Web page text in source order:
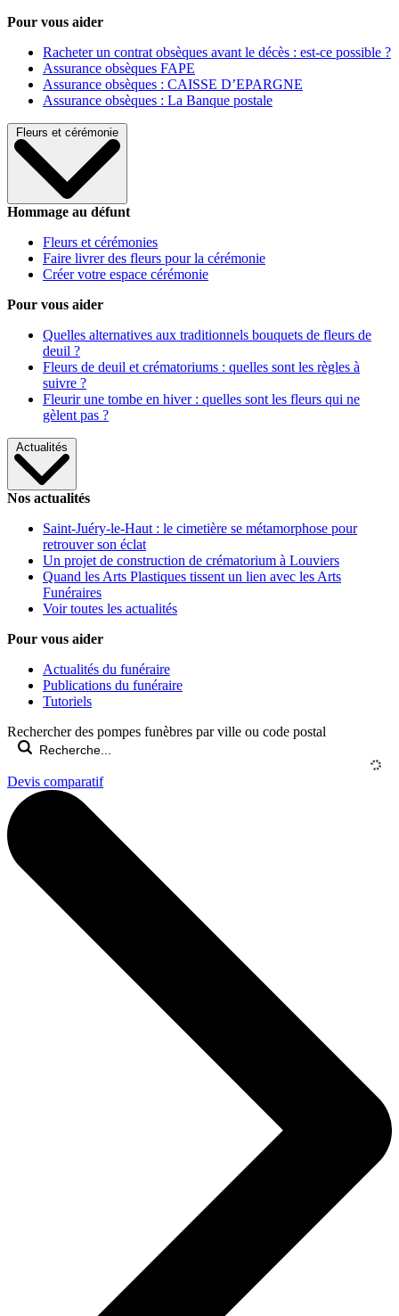
Pour vous aider
Racheter un contrat obsèques avant le décès : est-ce possible ?
Assurance obsèques FAPE
Assurance obsèques : CAISSE D’EPARGNE
Assurance obsèques : La Banque postale
Fleurs et cérémonie
Hommage au défunt
Fleurs et cérémonies
Faire livrer des fleurs pour la cérémonie
Créer votre espace cérémonie
Pour vous aider
Quelles alternatives aux traditionnels bouquets de fleurs de
deuil ?
Fleurs de deuil et crématoriums : quelles sont les règles à
suivre ?
Fleurir une tombe en hiver : quelles sont les fleurs qui ne
gèlent pas ?
Actualités
Nos actualités
Saint-Juéry-le-Haut : le cimetière se métamorphose pour
retrouver son éclat
Un projet de construction de crématorium à Louviers
Quand les Arts Plastiques tissent un lien avec les Arts
Funéraires
Voir toutes les actualités
Pour vous aider
Actualités du funéraire
Publications du funéraire
Tutoriels
Rechercher des pompes funèbres par ville ou code postal
Devis comparatif